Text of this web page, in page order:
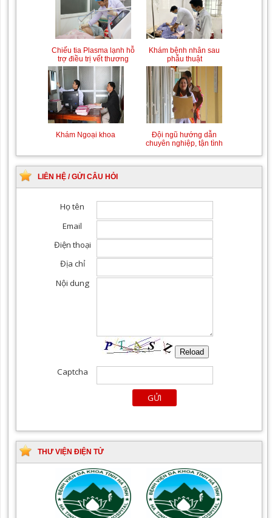
Chiếu tia Plasma lạnh hỗ
trợ điều trị vết thương
Khám bệnh nhân sau
phẫu thuật
Khám Ngoại khoa
Đội ngũ hướng dẫn
chuyên nghiệp, tận tình
LIÊN HỆ / GỬI CÂU HỎI
THƯ VIỆN ĐIỆN TỬ